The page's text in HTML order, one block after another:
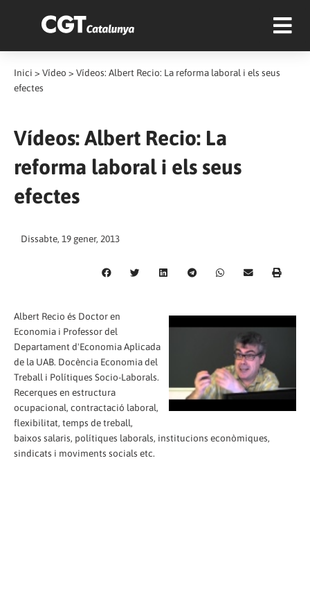
Inici > Vídeo > Vídeos: Albert Recio: La reforma laboral i els seus
efectes
Vídeos: Albert Recio: La
reforma laboral i els seus
efectes
Dissabte, 19 gener, 2013
Albert Recio és Doctor en
Economia i Professor del
Departament d'Economia Aplicada
de la UAB. Docència Economia del
Treball i Polítiques Socio-Laborals.
Recerques en estructura
ocupacional, contractació laboral,
flexibilitat, temps de treball,
baixos salaris, polítiques laborals, institucions econòmiques,
sindicats i moviments socials etc.